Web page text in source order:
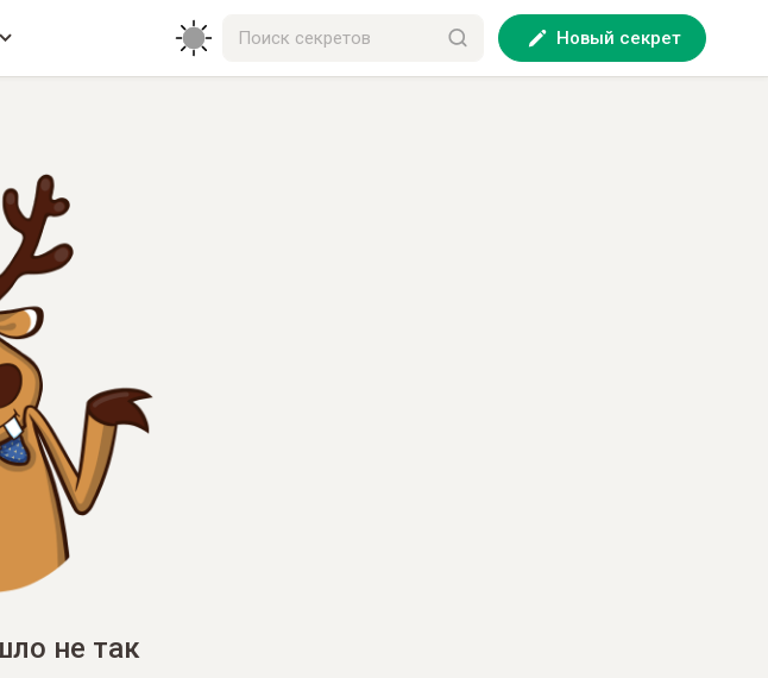
Новый секрет
не так